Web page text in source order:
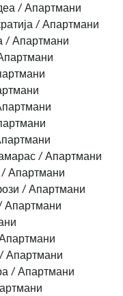
/ Апартмани
/ Апартмани
/ Апартмани
/ Апартмани
Апартмани
/ Апартмани
Апартмани
Апартмани
/ Апартмани